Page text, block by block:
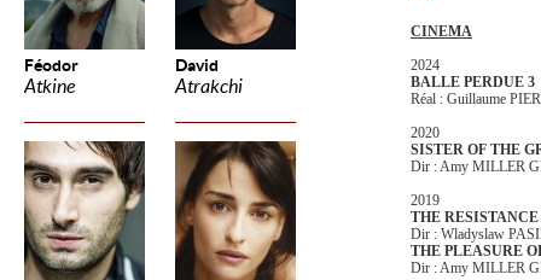
Féodor
Atkine
David
Atrakchi
CINEMA
2024
BALLE PERDUE 3
Réal : Guillaume
2020
SISTER OF THE
Dir : Amy MILLER
2019
THE
Dir : Wladyslaw
THE PLEASURE
Dir : Amy MILLER